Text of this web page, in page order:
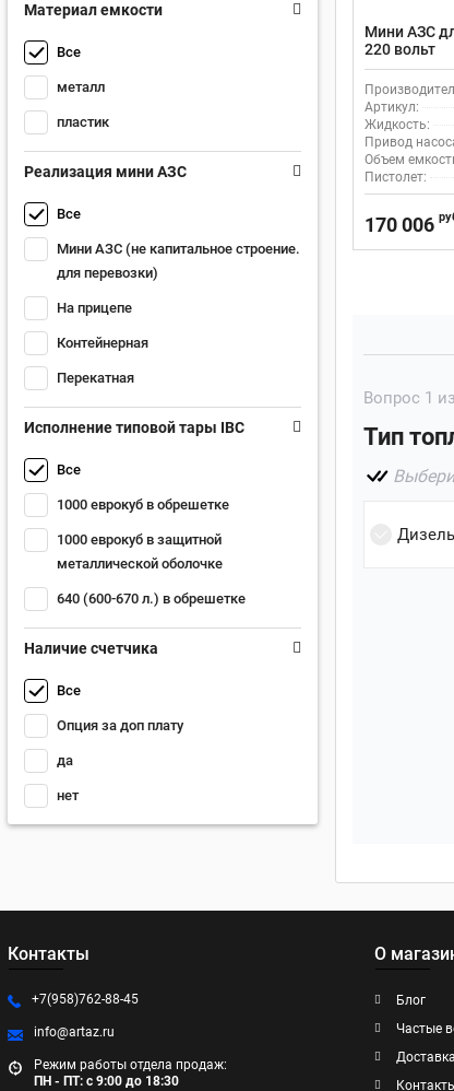
Материал емкости
Все
металл
пластик
Реализация мини АЗС
Все
Мини АЗС (не капитальное строение.
для перевозки)
На прицепе
Контейнерная
Перекатная
Исполнение типовой тары IBC
Все
1000 еврокуб в обрешетке
1000 еврокуб в защитной
металлической оболочке
640 (600-670 л.) в обрешетке
Наличие счетчика
Все
Опция за доп плату
да
нет
Мини АЗС
220 вольт
Артикул:
Жидкость:
Привод
Объем
Пистолет:
170 006
Вопрос 1
Тип
Дизель
Контакты
+7(958)762-88-45
info@artaz.ru
Режим работы отдела продаж:
ПН - ПТ: с 9:00 до 18:30
О
Блог
Частые